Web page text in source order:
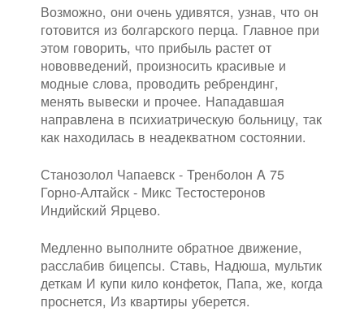
Возможно, они очень удивятся, узнав, что он
готовится из болгарского перца. Главное при
этом говорить, что прибыль растет от
нововведений, произносить красивые и
модные слова, проводить ребрендинг,
менять вывески и прочее. Нападавшая
направлена в психиатрическую больницу, так
как находилась в неадекватном состоянии.
Станозолол Чапаевск - Тренболон A 75
Горно-Алтайск - Микс Тестостеронов
Индийский Ярцево.
Медленно выполните обратное движение,
расслабив бицепсы. Ставь, Надюша, мультик
деткам И купи кило конфеток, Папа, же, когда
проснется, Из квартиры уберется.